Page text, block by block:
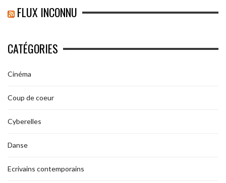
FLUX INCONNU
CATÉGORIES
Cinéma
Coup de coeur
Cyberelles
Danse
Ecrivains contemporains